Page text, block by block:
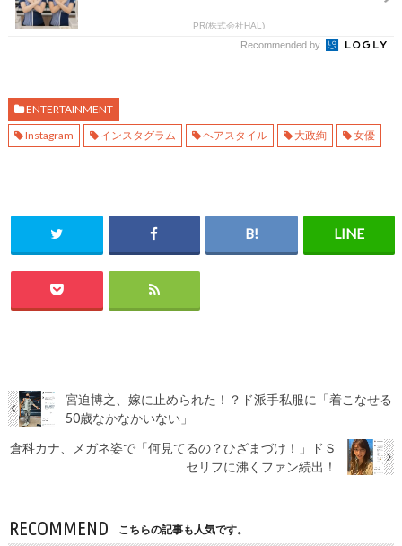
PR(株式会社HAL)
Recommended by
ENTERTAINMENT
Instagram
インスタグラム ヘアスタイル 大政絢 女優
宮迫博之、嫁に止められた！？ド派手私服に「着こなせる
50歳なかなかいない」
倉科カナ、メガネ姿で「何見てるの？ひざまづけ！」ドＳ
セリフに沸くファン続出！
RECOMMEND こちらの記事も人気です。